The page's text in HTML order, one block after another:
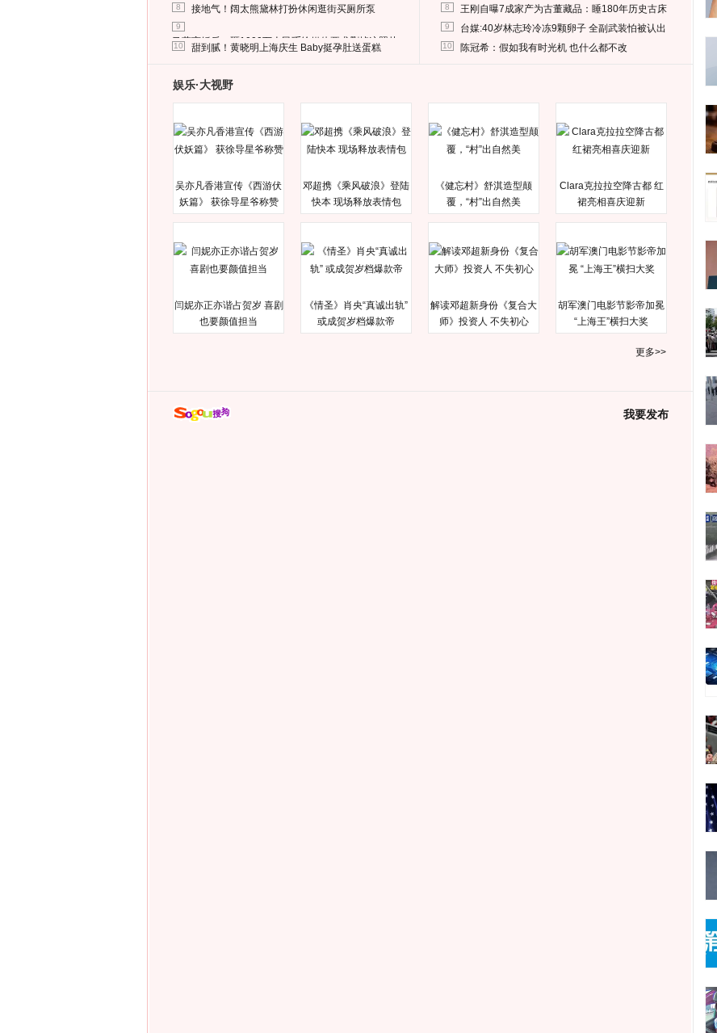
8 接地气！阔太熊黛林打扮休闲逛街买厕所泵
9
马蓉离婚后，砸1000万人民币给媒体要求删掉这照片
10 甜到腻！黄晓明上海庆生 Baby挺孕肚送蛋糕
8 王刚自曝7成家产为古董藏品：睡180年历史古床
9 台媒:40岁林志玲冷冻9颗卵子 全副武装怕被认出
10 陈冠希：假如我有时光机 也什么都不改
娱乐·大视野
吴亦凡香港宣传《西游伏
妖篇》 获徐导星爷称赞
邓超携《乘风破浪》登陆
快本 现场释放表情包
《健忘村》舒淇造型颠
覆，“村”出自然美
Clara克拉拉空降古都 红
裙亮相喜庆迎新
闫妮亦正亦谐占贺岁 喜剧
也要颜值担当
《情圣》肖央“真诚出轨”
或成贺岁档爆款帝
解读邓超新身份《复合大
师》投资人 不失初心
胡军澳门电影节影帝加冕
“上海王”横扫大奖
更多>>
我要发布